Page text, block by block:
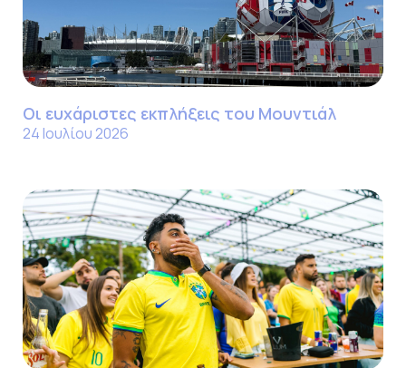
Οι ευχάριστες εκπλήξεις του Μουντιάλ
24 Ιουλίου 2026